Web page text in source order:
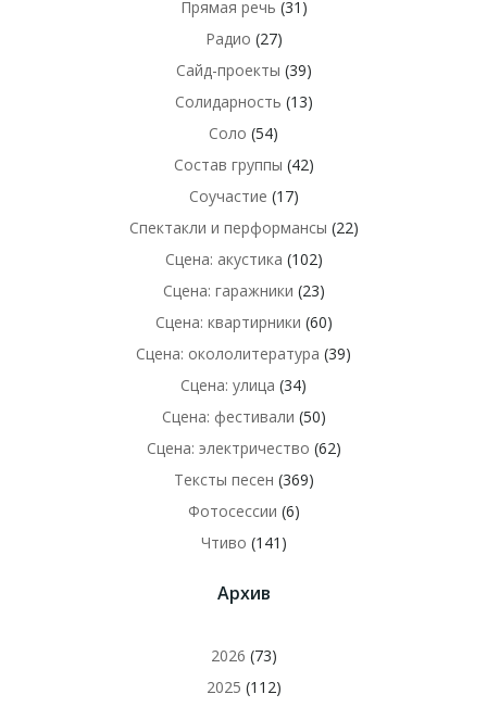
Прямая речь (31)
Радио (27)
Сайд-проекты (39)
Солидарность (13)
Соло (54)
Состав группы (42)
Соучастие (17)
Спектакли и перформансы (22)
Сцена: акустика (102)
Сцена: гаражники (23)
Сцена: квартирники (60)
Сцена: окололитература (39)
Сцена: улица (34)
Сцена: фестивали (50)
Сцена: электричество (62)
Тексты песен (369)
Фотосессии (6)
Чтиво (141)
Архив
2026 (73)
2025 (112)